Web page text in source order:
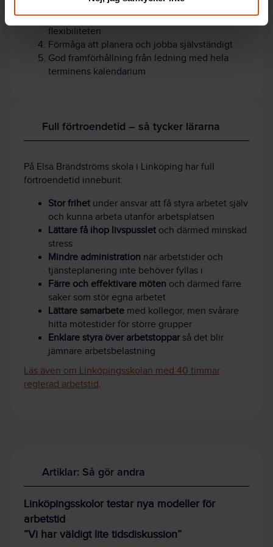
Tydliga uppdragsbeskrivningar
Att man som person kan hantera ansvaret och
flexibiliteten
Förmåga att planera och jobba självständigt
God framförhållning från ledning med hela
terminens kalendarium
Full förtroendetid – så tycker lärarna
På Elsa Brändströms skola i Linköping har full
förtroendetid inneburit:
Stor frihet under ansvar att få styra arbetet själv
och kunna arbeta utanför arbetsplatsen
Lättare få ihop livspusslet och därmed minskad
stress
Mindre administration när arbetstider och
tjänsteplanering inte behöver fyllas i
Färre och effektivare möten och därmed färre
saker som stör egna arbetet
Lättare samarbete med kollegor, men svårare
hitta mötestider för större grupper
Enklare styra över arbetstopparså det blir
jämnare arbetsbelastning
Läs även om Linköpingsskolan med 40 timmar
reglerad arbetstid.
Artiklar: Så gör andra
Linköpingsskolor testar nya modeller för
arbetstid
”Vi har väldigt lite tidsdiskussion”